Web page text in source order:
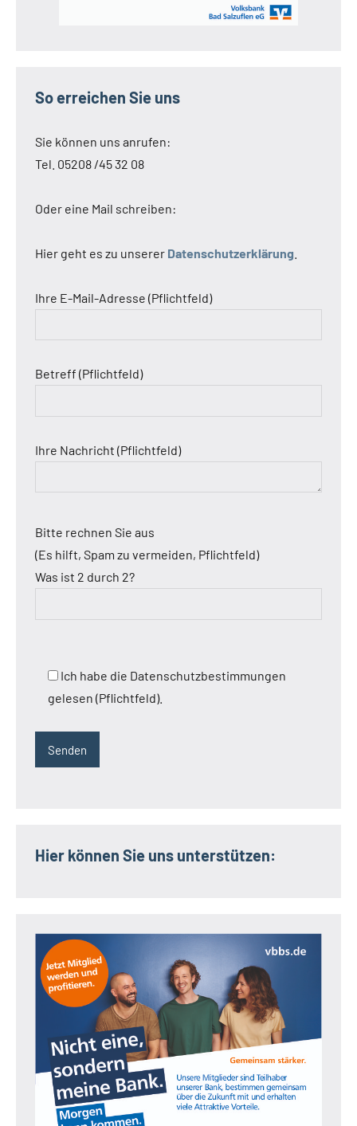
So erreichen Sie uns
Sie können uns anrufen:
Tel. 05208 /45 32 08
Oder eine Mail schreiben:
Hier geht es zu unserer Datenschutzerklärung
Ihre E-Mail-Adresse (Pflichtfeld)
Betreff (Pflichtfeld)
Ihre Nachricht (Pflichtfeld)
Bitte rechnen Sie aus
(Es hilft, Spam zu vermeiden, Pflichtfeld)
Was ist 2 durch 2?
Ich habe die Datenschutzbestimmungen
gelesen (Pflichtfeld).
Hier können Sie uns unterstützen: